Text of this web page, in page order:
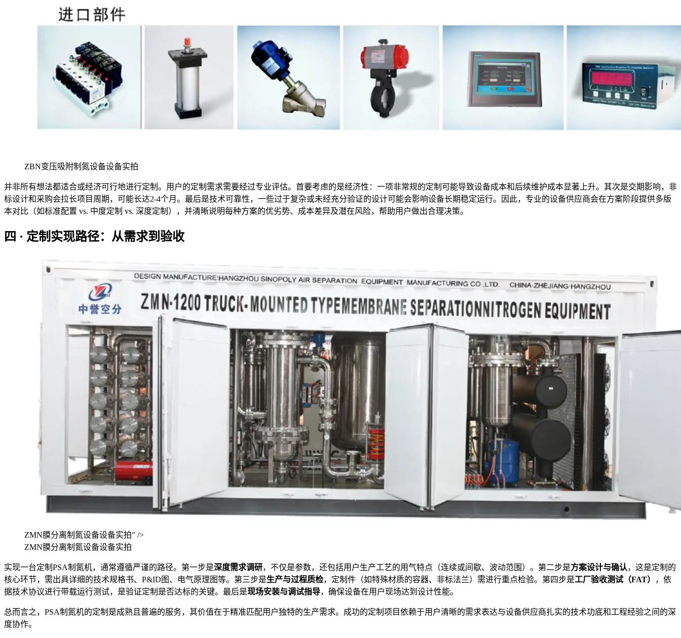
ZBN变压吸附制氮设备设备实拍
并非所有想法都适合或经济可行地进行定制。用户的定制需求需要经过专业评估。首要考虑的是经济性：一项非常规的定制可能导致设备成本和后续维护成本显著上升。其次是交期影响，非
标设计和采购会拉长项目周期，可能长达2-4个月。最后是技术可靠性，一些过于复杂或未经充分验证的设计可能会影响设备长期稳定运行。因此，专业的设备供应商会在方案阶段提供多版
本对比（如标准配置 vs. 中度定制 vs. 深度定制），并清晰说明每种方案的优劣势、成本差异及潜在风险，帮助用户做出合理决策。
四 · 定制实现路径：从需求到验收
ZMN膜分离制氮设备设备实拍" />
ZMN膜分离制氮设备设备实拍
实现一台定制PSA制氮机，通常遵循严谨的路径。第一步是深度需求调研，不仅是参数，还包括用户生产工艺的用气特点（连续或间歇、波动范围）。第二步是方案设计与确认，这是定制的
核心环节，需出具详细的技术规格书、P&ID图、电气原理图等。第三步是生产与过程质检，定制件（如特殊材质的容器、非标法兰）需进行重点检验。第四步是工厂验收测试（FAT）
，依
据技术协议进行带载运行测试，是验证定制是否达标的关键。最后是现场安装与调试指导，确保设备在用户现场达到设计性能。
总而言之，PSA制氮机的定制是成熟且普遍的服务，其价值在于精准匹配用户独特的生产需求。成功的定制项目依赖于用户清晰的需求表达与设备供应商扎实的技术功底和工程经验之间的深
度协作。